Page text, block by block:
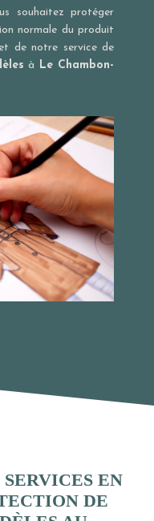
souhaitez protéger
normale du produit
de notre service de
à
Le Chambon-
EN
DE